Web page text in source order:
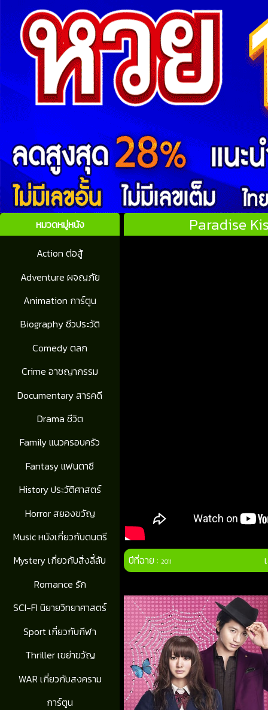
หมวดหมู่หนัง
Action ต่อสู้
Adventure ผจญภัย
Animation การ์ตูน
Biography ชีวประวัติ
Comedy ตลก
Crime อาชญากรรม
Documentary สารคดี
Drama ชีวิต
Family แนวครอบครัว
Fantasy แฟนตาซี
History ประวัติศาสตร์
Horror สยองขวัญ
Music หนังเกี่ยวกับดนตรี
Mystery เกี่ยวกับสิ่งลี้ลับ
Romance รัก
SCI-FI นิยายวิทยาศาสตร์
Sport เกี่ยวกับกีฬา
Thriller เขย่าขวัญ
WAR เกี่ยวกับสงคราม
การ์ตูน
Paradise
ปีที่ฉาย :2011